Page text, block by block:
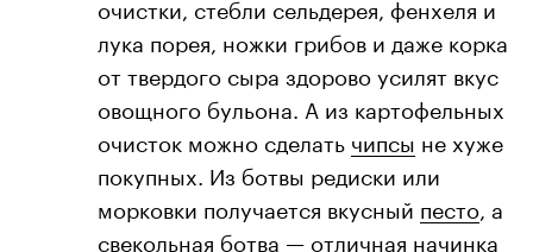
лука порея, ножки грибов и даже корка
от твердого сыра здорово усилят вкус
овощного бульона. А из картофельных
очисток можно сделать чипсы не хуже
покупных. Из ботвы редиски или
морковки получается вкусный песто , а
свекольная ботва — отличная начинка